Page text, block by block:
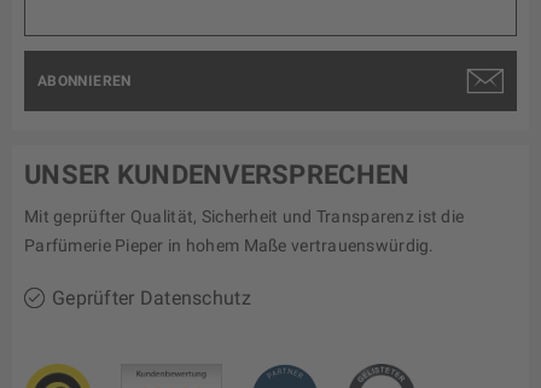
ABONNIEREN
UNSER KUNDENVERSPRECHEN
Mit geprüfter Qualität, Sicherheit und Transparenz ist die
Parfümerie Pieper in hohem Maße vertrauenswürdig.
Geprüfter Datenschutz